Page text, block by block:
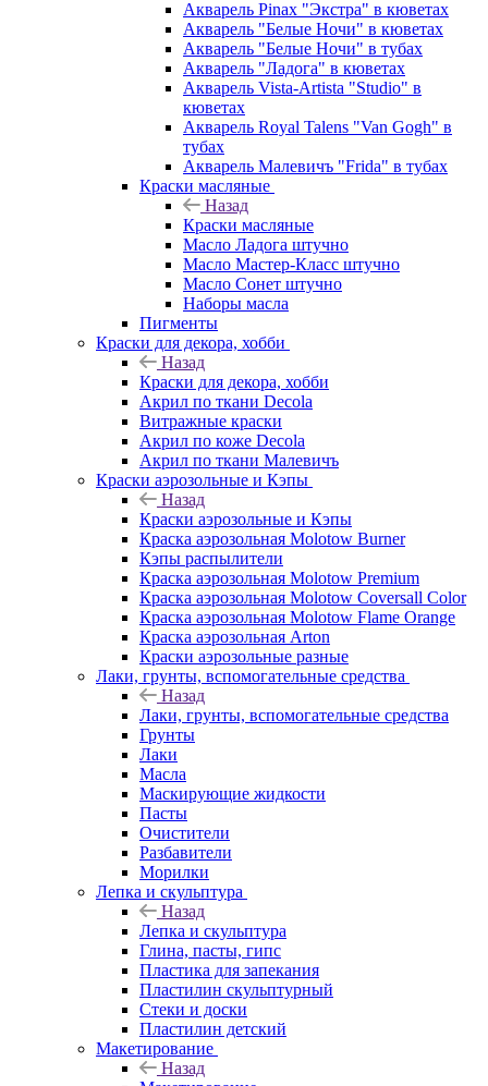
Акварель Pinax "Экстра" в кюветах
Акварель "Белые Ночи" в кюветах
Акварель "Белые Ночи" в тубах
Акварель "Ладога" в кюветах
Акварель Vista-Artista "Studio" в
кюветах
Акварель Royal Talens "Van Gogh" в
тубах
Акварель Малевичъ "Frida" в тубах
Краски масляные
Назад
Краски масляные
Масло Ладога штучно
Масло Мастер-Класс штучно
Масло Сонет штучно
Наборы масла
Пигменты
Краски для декора, хобби
Назад
Краски для декора, хобби
Акрил по ткани Decola
Витражные краски
Акрил по коже Decola
Акрил по ткани Малевичъ
Краски аэрозольные и Кэпы
Назад
Краски аэрозольные и Кэпы
Краска аэрозольная Molotow Burner
Кэпы распылители
Краска аэрозольная Molotow Premium
Краска аэрозольная Molotow Coversall Color
Краска аэрозольная Molotow Flame Orange
Краска аэрозольная Arton
Краски аэрозольные разные
Лаки, грунты, вспомогательные средства
Назад
Лаки, грунты, вспомогательные средства
Грунты
Лаки
Масла
Маскирующие жидкости
Пасты
Очистители
Разбавители
Морилки
Лепка и скульптура
Назад
Лепка и скульптура
Глина, пасты, гипс
Пластика для запекания
Пластилин скульптурный
Стеки и доски
Пластилин детский
Макетирование
Назад